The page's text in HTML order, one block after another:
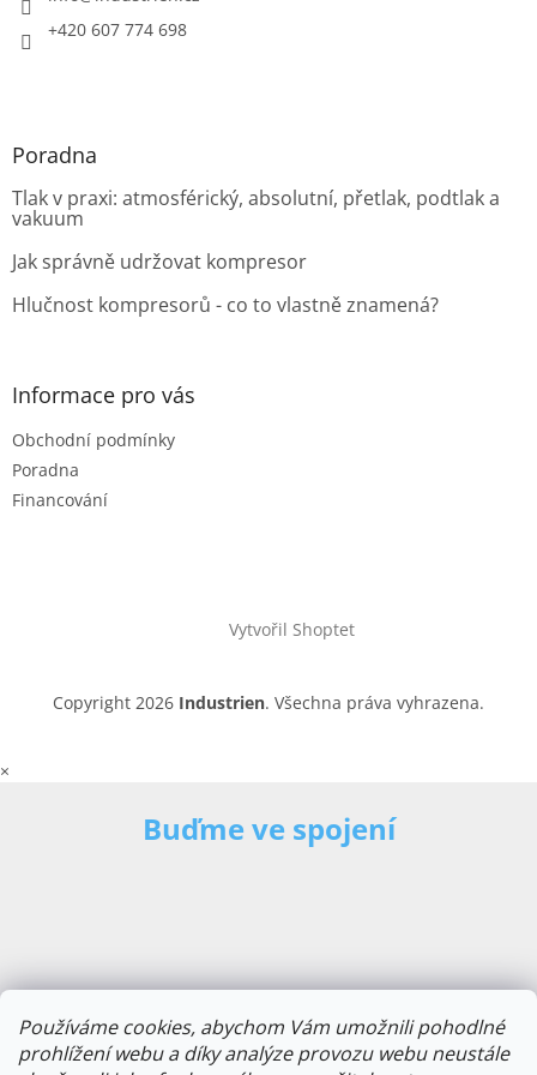
Používáme cookies, abychom Vám umožnili pohodlné
prohlížení webu a díky analýze provozu webu neustále
+420 607 774 698
Poradna
Tlak v praxi: atmosférický, absolutní, přetlak, podtlak a
vakuum
Jak správně udržovat kompresor
Hlučnost kompresorů - co to vlastně znamená?
Informace pro vás
Obchodní podmínky
Poradna
Financování
Vytvořil Shoptet
Copyright 2026 Industrien. Všechna práva vyhrazena.
×
Buďme ve spojení